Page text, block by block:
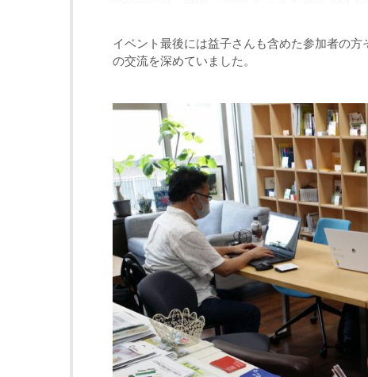
イベント最後には益子さんも含めた参加者の
の交流を深めていました。